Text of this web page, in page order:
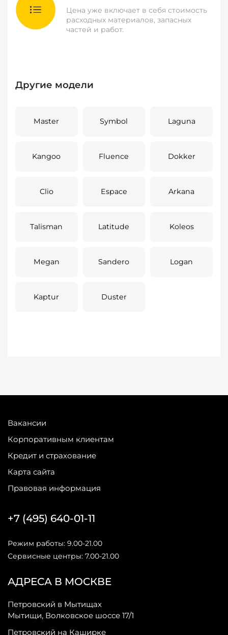
Цена уже включает в себя стоимость
расходных материалов, запасных
частей и работ.
Другие модели
Master Symbol Laguna
Kangoo Fluence Dokker
Clio Espace Arkana
Talisman Latitude Koleos
Megan Sandero Logan
Kaptur Duster
Вакансии
Корпоративным клиентам
Кредит и страхование
Карта сайта
Правовая информация
АДРЕСА В МОСКВЕ
Петровский в Мытищах
Мытищи, Волковское шоссе 17/1
Петровский на Каширке
+7 (495) 640-01-11
Режим работы: 9.00-21.00
Сервисные центры: 7.00-21.00